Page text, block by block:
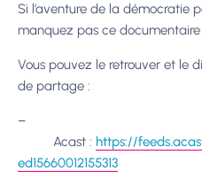
Si l’aventure de la démocratie
manquez pas ce
Vous pouvez le retrouver et le
de partage :
–
Acast : https://
ed15660012155313